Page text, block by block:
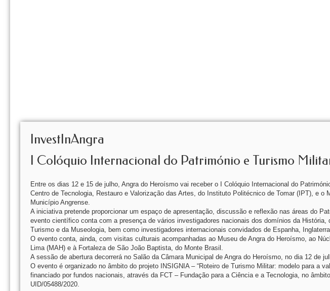
InvestInAngra
I Colóquio Internacional do Património e Turismo
Entre os dias 12 e 15 de julho, Angra do Heroísmo vai receber o I Colóquio Internacional do
Centro de Tecnologia, Restauro e Valorização das Artes, do Instituto Politécnico de Tomar (IPT), e o
Município Angrense.
A iniciativa pretende proporcionar um espaço de apresentação, discussão e reflexão nas áreas do
evento científico conta com a presença de vários investigadores nacionais dos domínios da História,
Turismo e da Museologia, bem como investigadores internacionais convidados de Espanha,
O evento conta, ainda, com visitas culturais acompanhadas ao Museu de Angra do Heroísmo, ao
Lima (MAH) e à Fortaleza de São João Baptista, do Monte Brasil.
A sessão de abertura decorrerá no Salão da Câmara Municipal de Angra do Heroísmo, no dia 12 de
O evento é organizado no âmbito do projeto INSIGNIA – “Roteiro de Turismo Militar: modelo para a
financiado por fundos nacionais, através da FCT – Fundação para a Ciência e a Tecnologia, no
UID/05488/2020.